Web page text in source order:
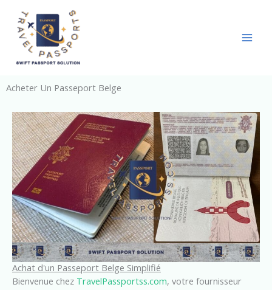
content
Acheter Un Passeport Belge
Achat d'un Passeport Belge Simplifié
Bienvenue chez TravelPassportss.com, votre fournisseur